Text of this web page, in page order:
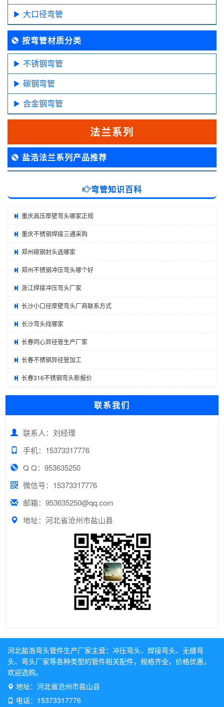
大口径弯管
按弯管材质分类
不锈钢弯管
碳钢弯管
合金钢弯管
法兰系列
盐浩法兰系列产品推荐
弯管知识百科
重庆高压厚壁弯头哪家正规
重庆不锈钢焊接三通采购
郑州碳钢封头选哪家
郑州不锈钢冲压弯头哪个好
浙江焊接冲压弯头厂家
长沙小口径厚壁弯头厂商联系方式
长沙弯头找哪家
长春同心异径管生产厂家
长春不锈钢异径管加工
长春316不锈钢弯头新报价
联系我们
联系人：刘经理
手机：15373317776
Q Q：953635250
微信号：15373317776
邮箱：953635250@qq.com
地址：河北省沧州市盐山县
河北盐浩弯头管件生产厂家主营： 冲压弯头、 焊接弯头、 无缝弯
头、 弯头厂家等各种类型的管件相关配件，规格齐全，价格优惠，
欢迎选购。
地址：河北省沧州市盐山县
电话：15373317776